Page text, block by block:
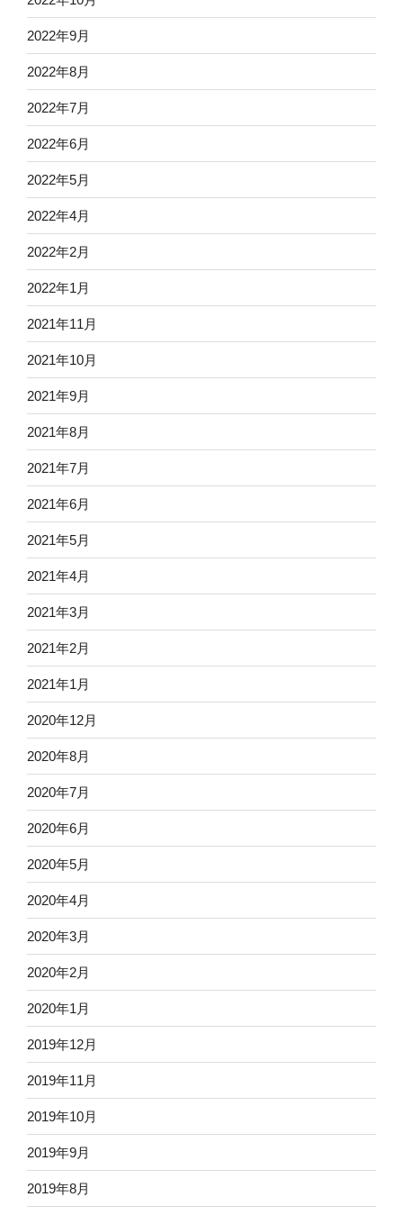
2022年9月
2022年8月
2022年7月
2022年6月
2022年5月
2022年4月
2022年2月
2022年1月
2021年11月
2021年10月
2021年9月
2021年8月
2021年7月
2021年6月
2021年5月
2021年4月
2021年3月
2021年2月
2021年1月
2020年12月
2020年8月
2020年7月
2020年6月
2020年5月
2020年4月
2020年3月
2020年2月
2020年1月
2019年12月
2019年11月
2019年10月
2019年9月
2019年8月